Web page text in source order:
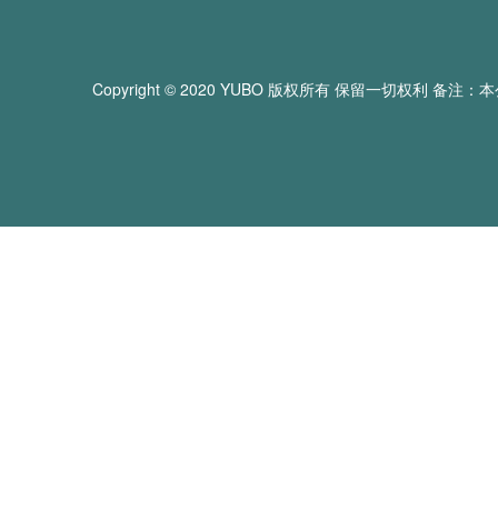
Copyright © 2020 YUBO 版权所有 保留一切权利 备注：